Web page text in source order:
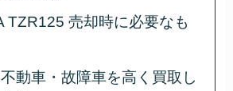
TZR125 売却時に必要なも
動車・故障車を高く買取し